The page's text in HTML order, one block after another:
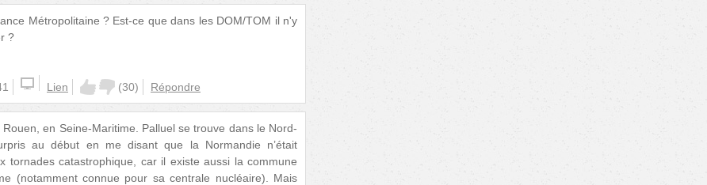
Métropolitaine ? Est-ce que dans les DOM/TOM il n'y
?
Lien (30) Répondre
en Seine-Maritime. Palluel se trouve dans le Nord-
au début en me disant que la Normandie n’était
tornades catastrophique, car il existe aussi la commune
(notamment connue pour sa centrale nucléaire). Mais